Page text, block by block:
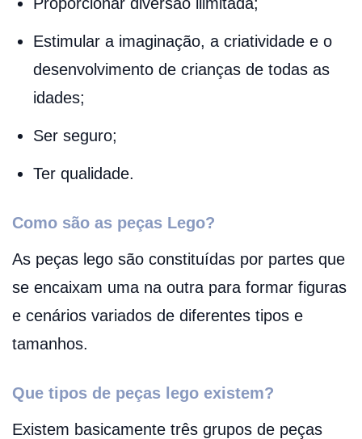
Estimular a imaginação, a criatividade e o
desenvolvimento de crianças de todas as
idades;
Ser seguro;
Ter qualidade.
Como são as peças Lego?
As peças lego são constituídas por partes que
se encaixam uma na outra para formar figuras
e cenários variados de diferentes tipos e
tamanhos.
Que tipos de peças lego existem?
Existem basicamente três grupos de peças